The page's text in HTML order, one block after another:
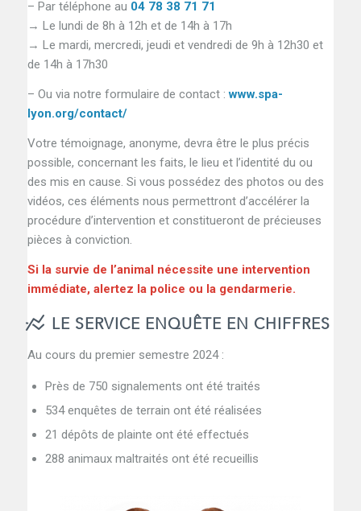
– Par téléphone au 04 78 38 71 71
→ Le lundi de 8h à 12h et de 14h à 17h
→ Le mardi, mercredi, jeudi et vendredi de 9h à 12h30 et
de 14h à 17h30
– Ou via notre formulaire de contact :www.spa-
lyon.org/contact/
Votre témoignage, anonyme, devra être le plus précis
possible, concernant les faits, le lieu et l’identité du ou
des mis en cause. Si vous possédez des photos ou des
vidéos, ces éléments nous permettront d’accélérer la
procédure d’intervention et constitueront de précieuses
pièces à conviction.
Si la survie de l’animal nécessite une intervention
immédiate, alertez la police ou la gendarmerie.
LE SERVICE ENQUÊTE EN CHIFFRES
Au cours du premier semestre 2024 :
Près de 750 signalements ont été traités
534 enquêtes de terrain ont été réalisées
21 dépôts de plainte ont été effectués
288 animaux maltraités ont été recueillis